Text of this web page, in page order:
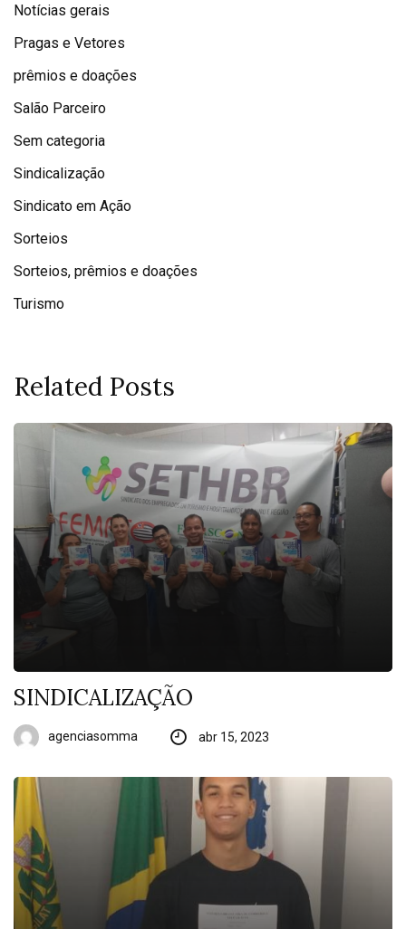
Notícias gerais
Pragas e Vetores
prêmios e doações
Salão Parceiro
Sem categoria
Sindicalização
Sindicato em Ação
Sorteios
Sorteios, prêmios e doações
Turismo
Related Posts
SINDICALIZAÇÃO
agenciasomma abr 15, 2023